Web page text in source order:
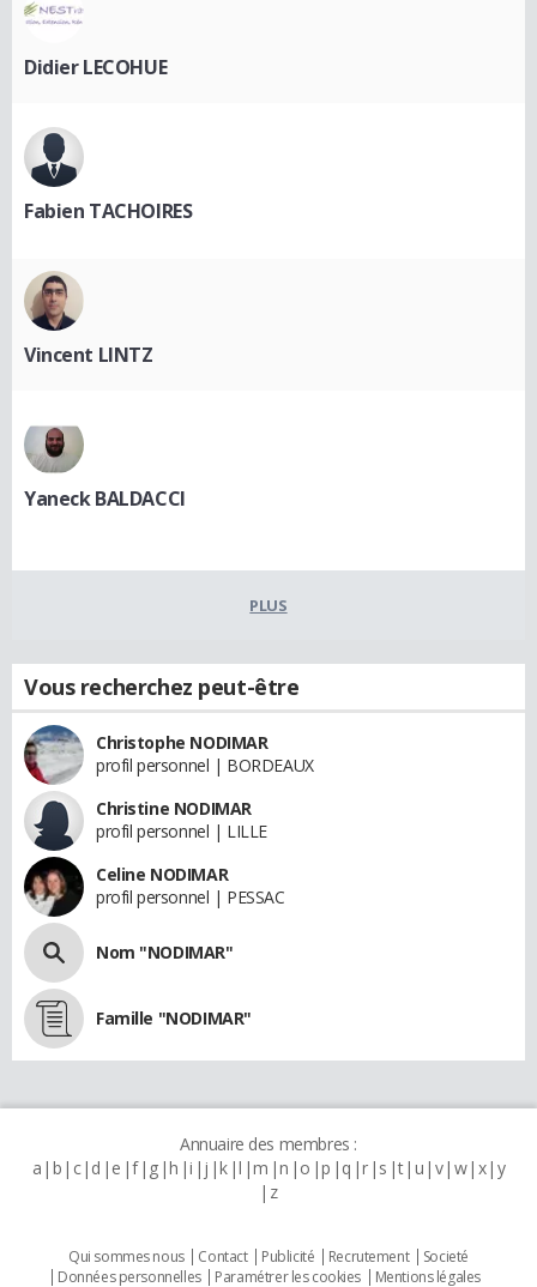
Didier LECOHUE
Fabien TACHOIRES
Vincent LINTZ
Yaneck BALDACCI
PLUS
Vous recherchez peut-être
Christophe NODIMAR
profil personnel | BORDEAUX
Christine NODIMAR
profil personnel | LILLE
Celine NODIMAR
profil personnel | PESSAC
Nom "NODIMAR"
Famille "NODIMAR"
Annuaire des membres :
a b c d e f g h i j k l m n o p q r s t u v w x y
z
Qui sommes nous Contact Publicité Recrutement
Societé
Données personnelles
Paramétrer les cookies Mentions légales